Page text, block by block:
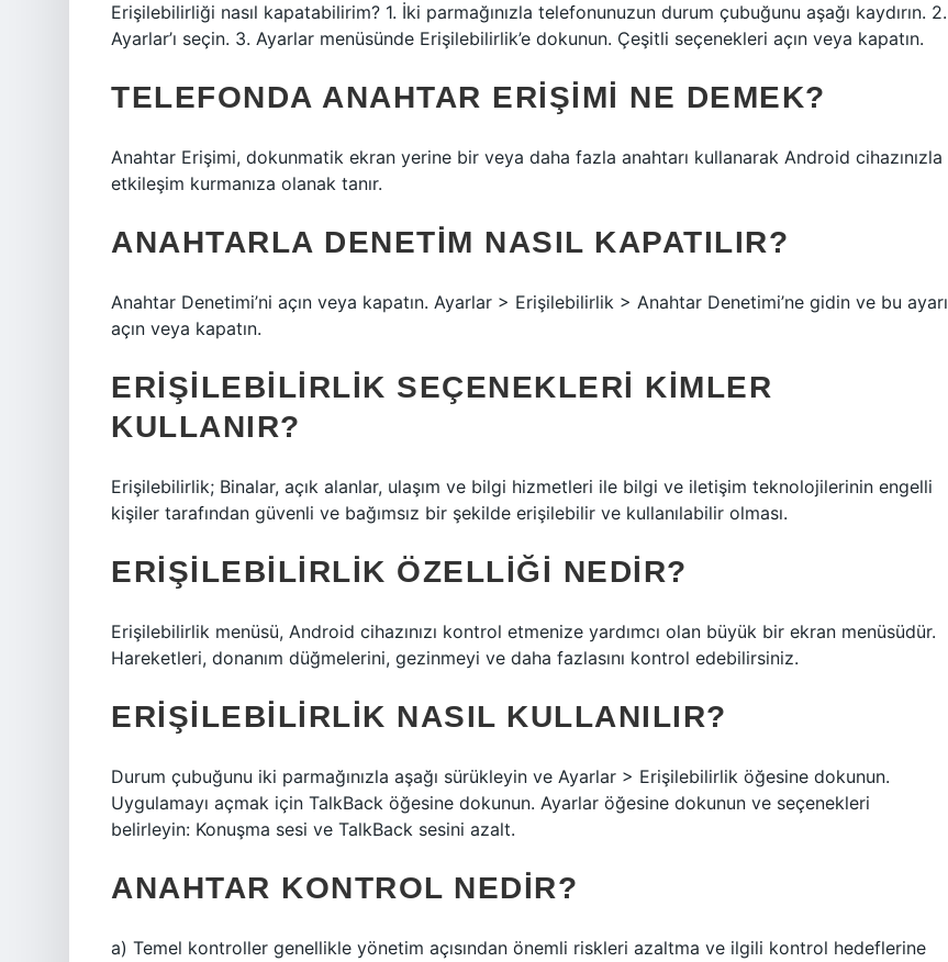
Erişilebilirliği nasıl kapatabilirim? 1. İki parmağınızla telefonunuzun durum çubuğunu aşağı kaydırın. 2.
Ayarlar’ı seçin. 3. Ayarlar menüsünde Erişilebilirlik’e dokunun. Çeşitli seçenekleri açın veya kapatın.
TELEFONDA ANAHTAR ERIŞIMI NE DEMEK?
Anahtar Erişimi, dokunmatik ekran yerine bir veya daha fazla anahtarı kullanarak Android cihazınızla
etkileşim kurmanıza olanak tanır.
ANAHTARLA DENETIM NASIL KAPATILIR?
Anahtar Denetimi’ni açın veya kapatın. Ayarlar > Erişilebilirlik > Anahtar Denetimi’ne gidin ve bu ayarı
açın veya kapatın.
ERIŞILEBILIRLIK SEÇENEKLERI KIMLER
KULLANIR?
Erişilebilirlik; Binalar, açık alanlar, ulaşım ve bilgi hizmetleri ile bilgi ve iletişim teknolojilerinin engelli
kişiler tarafından güvenli ve bağımsız bir şekilde erişilebilir ve kullanılabilir olması.
ERIŞILEBILIRLIK ÖZELLIĞI NEDIR?
Erişilebilirlik menüsü, Android cihazınızı kontrol etmenize yardımcı olan büyük bir ekran menüsüdür.
Hareketleri, donanım düğmelerini, gezinmeyi ve daha fazlasını kontrol edebilirsiniz.
ERIŞILEBILIRLIK NASIL KULLANILIR?
Durum çubuğunu iki parmağınızla aşağı sürükleyin ve Ayarlar > Erişilebilirlik öğesine dokunun.
Uygulamayı açmak için TalkBack öğesine dokunun. Ayarlar öğesine dokunun ve seçenekleri
belirleyin: Konuşma sesi ve TalkBack sesini azalt.
ANAHTAR KONTROL NEDIR?
a) Temel kontroller genellikle yönetim açısından önemli riskleri azaltma ve ilgili kontrol hedeflerine